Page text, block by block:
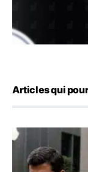
Articles qui
OpenAI